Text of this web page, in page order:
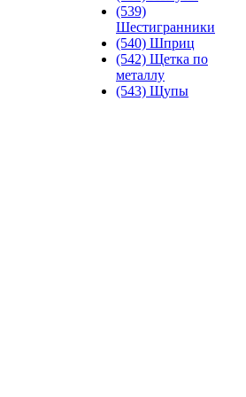
(539)
Шестигранники
(540) Шприц
(542) Щетка по
металлу
(543) Щупы